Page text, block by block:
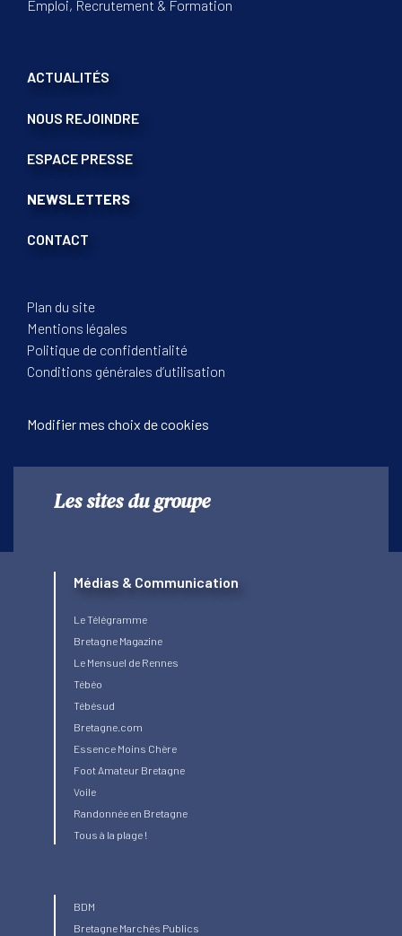
Emploi, Recrutement & Formation
ACTUALITÉS
NOUS REJOINDRE
ESPACE PRESSE
NEWSLETTERS
CONTACT
Plan du site
Mentions légales
Politique de confidentialité
Conditions générales d’utilisation
Modifier mes choix de cookies
Les sites du groupe
Médias & Communication
Le Télégramme
Bretagne Magazine
Le Mensuel de Rennes
Tébéo
Tébésud
Bretagne.com
Essence Moins Chère
Foot Amateur Bretagne
Voile
Randonnée en Bretagne
Tous à la plage !
BDM
Bretagne Marchés Publics